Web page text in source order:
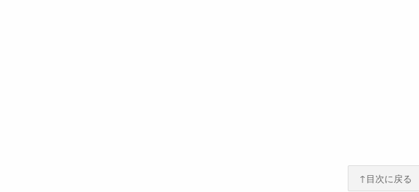
↑目次に戻る